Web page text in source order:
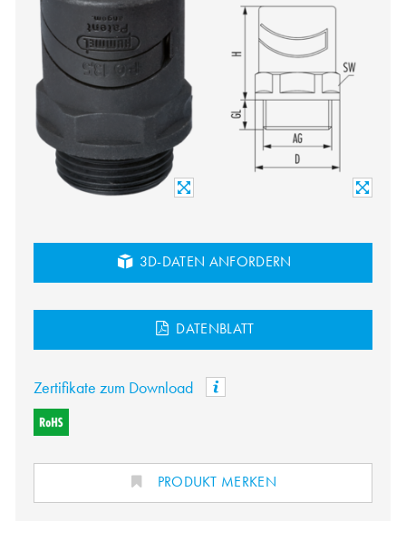
3D-DATEN ANFORDERN
DATENBLATT
Zertifikate zum Download
PRODUKT MERKEN